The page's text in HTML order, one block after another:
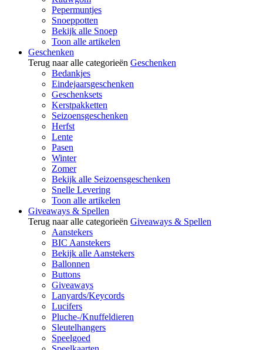
Pepermuntjes
Snoeppotten
Bekijk alle Snoep
Toon alle artikelen
Geschenken
Terug naar alle categorieën Geschenken
Bedankjes
Eindejaarsgeschenken
Geschenksets
Kerstpakketten
Seizoensgeschenken
Herfst
Lente
Pasen
Winter
Zomer
Bekijk alle Seizoensgeschenken
Snelle Levering
Toon alle artikelen
Giveaways & Spellen
Terug naar alle categorieën Giveaways & Spellen
Aanstekers
BIC Aanstekers
Bekijk alle Aanstekers
Ballonnen
Buttons
Giveaways
Lanyards/Keycords
Lucifers
Pluche-/Knuffeldieren
Sleutelhangers
Speelgoed